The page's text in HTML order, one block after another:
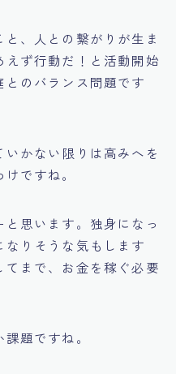
、人との繋がりが生ま
ず行動だ！と活動開始
とのバランス問題です
かない限りは高みへを
ですね。
思います。独身になっ
りそうな気もします
まで、お金を稼ぐ必要
題ですね。